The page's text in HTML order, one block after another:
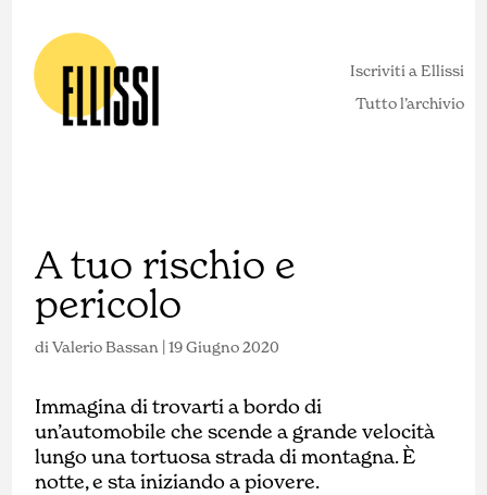
Iscriviti a Ellissi
Tutto l’archivio
A tuo rischio e
pericolo
diValerio Bassan |19 Giugno 2020
Immagina di trovarti a bordo di
un’automobile che scende a grande velocità
lungo una tortuosa strada di montagna. È
notte, e sta iniziando a piovere.